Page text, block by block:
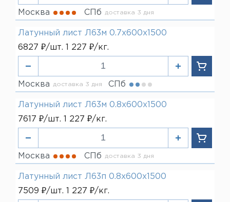
Москва СПб доставка 3 дня
Латунный лист Л63м 0.7х600х1500
6827 ₽/шт. 1 227 ₽/кг.
Москва доставка 3 дня СПб
Латунный лист Л63м 0.8х600х1500
7617 ₽/шт. 1 227 ₽/кг.
Москва СПб доставка 3 дня
Латунный лист Л63п 0.8х600х1500
7509 ₽/шт. 1 227 ₽/кг.